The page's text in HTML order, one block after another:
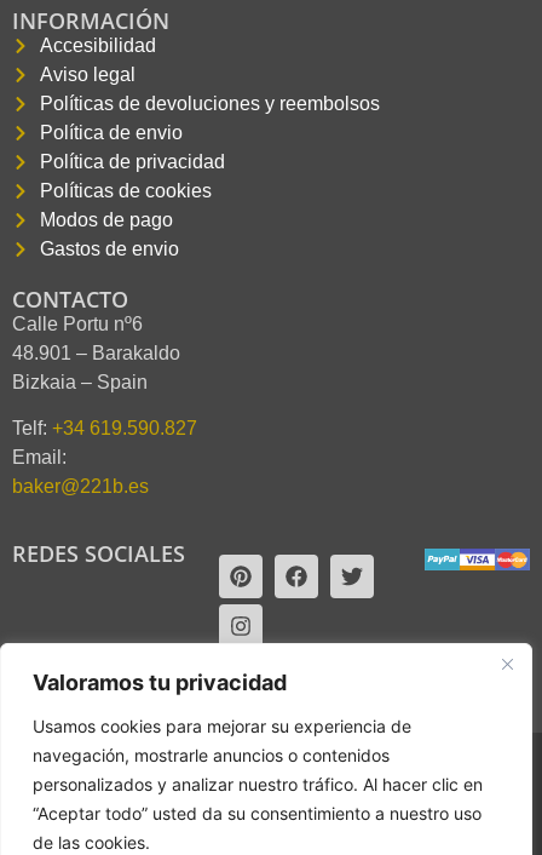
Valoramos tu privacidad
Usamos cookies para mejorar su experiencia de
navegación, mostrarle anuncios o contenidos
personalizados y analizar nuestro tráfico. Al hacer clic en
“Aceptar todo” usted da su consentimiento a nuestro uso
de las cookies.
INFORMACIÓN
Accesibilidad
Aviso legal
Políticas de devoluciones y reembolsos
Política de envio
Política de privacidad
Políticas de cookies
Modos de pago
Gastos de envio
CONTACTO
Calle Portu nº6
48.901 – Barakaldo
Bizkaia – Spain
Telf: +34 619.590.827
Email:
baker@221b.es
REDES SOCIALES
2017 © 221B. Derechos reservados.
Web design by RK Informatika